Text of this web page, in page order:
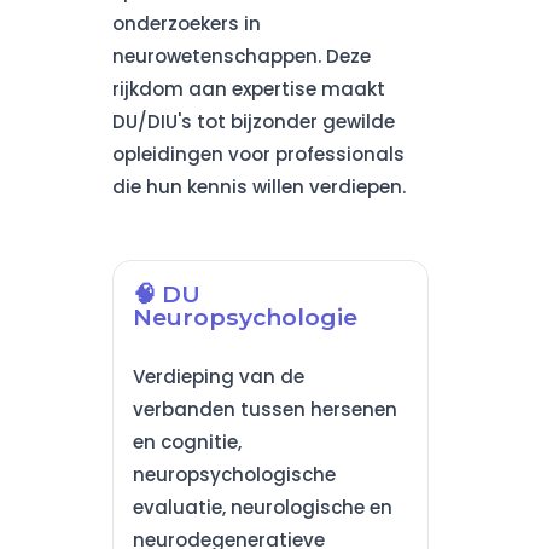
onderzoekers in
neurowetenschappen. Deze
rijkdom aan expertise maakt
DU/DIU's tot bijzonder gewilde
opleidingen voor professionals
die hun kennis willen verdiepen.
🧠 DU
Neuropsychologie
Verdieping van de
verbanden tussen hersenen
en cognitie,
neuropsychologische
evaluatie, neurologische en
neurodegeneratieve